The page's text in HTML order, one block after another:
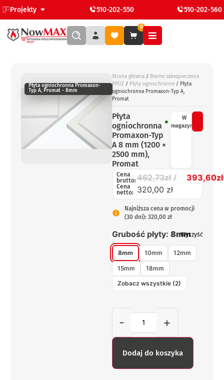
Projekty 510-202-550 510-202-560
0
Płyta ogniochronna Promaxon-
Typ A, Promat - 8mm
Strona główna / Bierne zabezpieczenia
PPOŻ / Płyty ogniochronne / Płyta
ogniochronna Promaxon-Typ A,
Promat
Płyta
ogniochronna
Promaxon-Typ
A 8 mm (1200 ×
2500 mm),
Promat
W
magazynie
Cena
brutto:462,73zł 393,60zł
Cena
netto: 320,00 zł
Najniższa cena w promocji
(30 dni): 320,00 zł
Grubość płyty: 8mm
8mm 10mm 12mm
15mm
18mm
Zobacz wszystkie (2)
Wyczyść
- +
Dodaj do koszyka